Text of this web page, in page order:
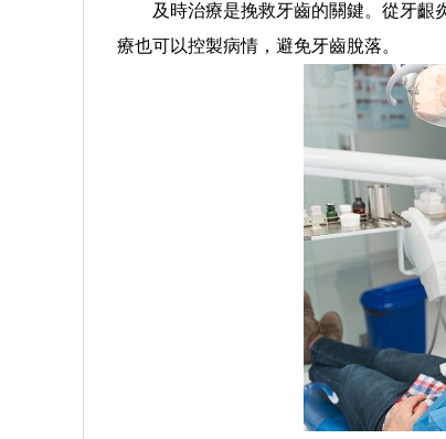
及時治療是挽救牙齒的關鍵。從牙齦炎
療也可以控製病情，避免牙齒脫落。
術,各種牙周疾病的專業治
瓣術及牙周引導···...詳情
擅長: 兒童、青少年、成人的各類牙
面畸形的診斷與治療。...詳情